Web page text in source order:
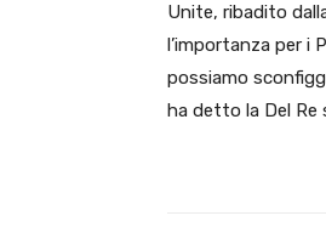
Unite, ribadito
l’importanza per i
possiamo
ha detto la Del Re